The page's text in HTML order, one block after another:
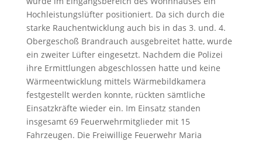
Hochleistungslüfter positioniert. Da sich durch die
starke Rauchentwicklung auch bis in das 3. und. 4.
Obergeschoß Brandrauch ausgebreitet hatte, wurde
ein zweiter Lüfter eingesetzt. Nachdem die Polizei
ihre Ermittlungen abgeschlossen hatte und keine
Wärmeentwicklung mittels Wärmebildkamera
festgestellt werden konnte, rückten sämtliche
Einsatzkräfte wieder ein. Im Einsatz standen
insgesamt 69 Feuerwehrmitglieder mit 15
Fahrzeugen. Die Freiwillige Feuerwehr Maria